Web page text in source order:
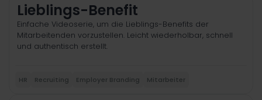
Lieblings-Benefit
Einfache Videoserie, um die Lieblings-Benefits der
Mitarbeitenden vorzustellen. Leicht wiederholbar, schnell
und authentisch erstellt.
HR Recruiting Employer Branding Mitarbeiter